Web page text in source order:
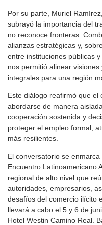
Por su parte, Muriel
subrayó la importancia del
no reconoce fronteras.
alianzas estratégicas y,
entre instituciones públicas
nos permitió alinear
integrales para una región
Este diálogo reafirmó que
abordarse de manera
cooperación sostenida y
proteger el empleo formal,
más resilientes.
El conversatorio se
Encuentro Latinoamericano
regional de alto nivel que
autoridades, empresarios,
desafíos del comercio ilícito
llevará a cabo el 5 y 6 de
Hotel Westin Camino Real.